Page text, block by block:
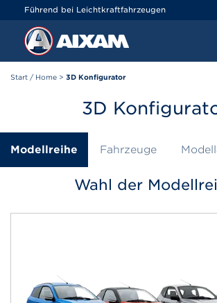
Führend bei Leichtkraftfahrzeugen
Start / Home > 3D Konfigurator
3D
Modellreihe Fahrzeuge
Wahl der
Cookie-Einstellungen